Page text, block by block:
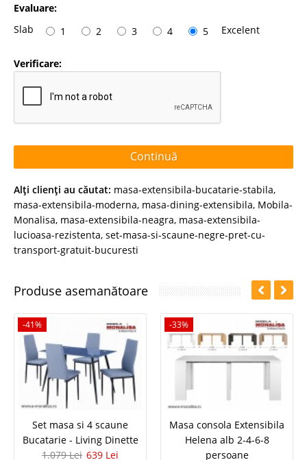
Evaluare:
Slab
1 2 3 4 5 Excelent
Verificare:
Continuă
Alţi clienţi au căutat: masa-extensibila-bucatarie-stabila,
masa-extensibila-moderna, masa-dining-extensibila, Mobila-
Monalisa, masa-extensibila-neagra, masa-extensibila-
lucioasa-rezistenta, set-masa-si-scaune-negre-pret-cu-
transport-gratuit-bucuresti
Produse asemanătoare
-41%
Set masa si 4 scaune
Bucatarie - Living Dinette
1.079 Lei 639 Lei
-33%
Masa consola Extensibila
Helena alb 2-4-6-8
persoane